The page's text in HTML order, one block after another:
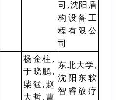
司,沈阳盾
构设备工
程有限公
司
杨金柱,
于晓鹏,
柴猛,赵
大哲,曹
东北大学,
沈阳东软
智睿放疗